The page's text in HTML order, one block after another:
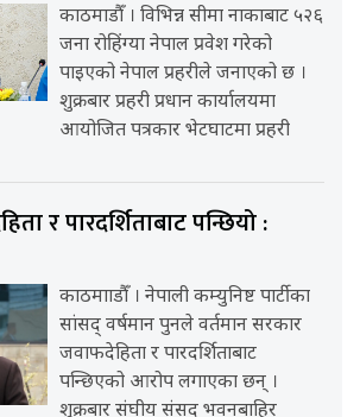
काठमाडौँ । विभिन्न सीमा नाकाबाट ५२६
जना रोहिंग्या नेपाल प्रवेश गरेको
पाइएको नेपाल प्रहरीले जनाएको छ ।
शुक्रबार प्रहरी प्रधान कार्यालयमा
आयोजित पत्रकार भेटघाटमा प्रहरी
र पारदर्शिताबाट पन्छियो :
काठमााडौँ । नेपाली कम्युनिष्ट पार्टीका
सांसद् वर्षमान पुनले वर्तमान सरकार
जवाफदेहिता र पारदर्शिताबाट
पन्छिएको आरोप लगाएका छन् ।
शुक्रबार संघीय संसद् भवनबाहिर